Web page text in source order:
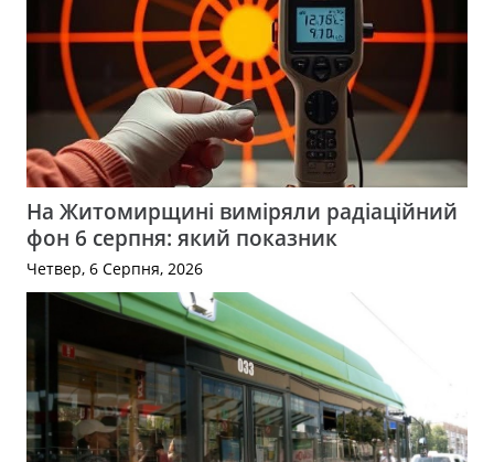
На Житомирщині виміряли радіаційний
фон 6 серпня: який показник
Четвер, 6 Серпня, 2026